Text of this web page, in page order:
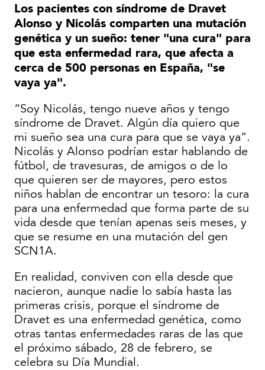
Los pacientes con síndrome de Dravet
Alonso y Nicolás comparten una mutación
genética y un sueño: tener "una cura" para
que esta enfermedad rara, que afecta a
cerca de 500 personas en España, "se
vaya ya".
“Soy Nicolás, tengo nueve años y tengo
síndrome de Dravet. Algún día quiero que
mi sueño sea una cura para que se vaya ya”.
Nicolás y Alonso podrían estar hablando de
fútbol, de travesuras, de amigos o de lo
que quieren ser de mayores, pero estos
niños hablan de encontrar un tesoro: la cura
para una enfermedad que forma parte de su
vida desde que tenían apenas seis meses, y
que se resume en una mutación del gen
SCN1A.
En realidad, conviven con ella desde que
nacieron, aunque nadie lo sabía hasta las
primeras crisis, porque el síndrome de
Dravet es una enfermedad genética, como
otras tantas enfermedades raras de las que
el próximo sábado, 28 de febrero, se
celebra su Día Mundial.